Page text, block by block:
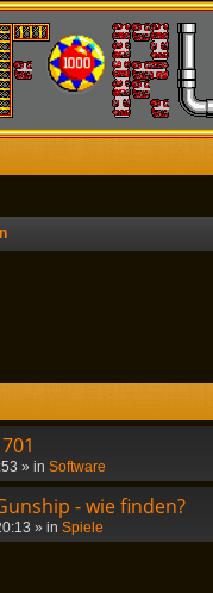
» in Software
- wie finden?
» in Spiele